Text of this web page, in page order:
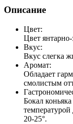
Описание
Цвет:
Цвет
Вкус:
Вкус слегка
Аромат:
Обладает
смолистым
Бокал
20-25°.